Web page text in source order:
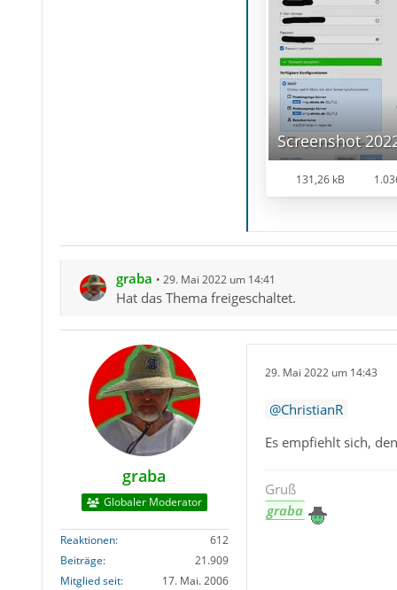
131,26 kB
graba 29. Mai 2022 um 14:41
Hat das Thema freigeschaltet.
graba
Globaler Moderator
Reaktionen
612
Beiträge
21.909
Mitglied seit
17. Mai. 2006
29. Mai 2022 um 14:43
ChristianR
Es empfiehlt sich,
Gruß
graba